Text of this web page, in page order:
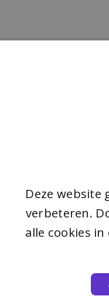
Deze
verbeteren.
alle cookies